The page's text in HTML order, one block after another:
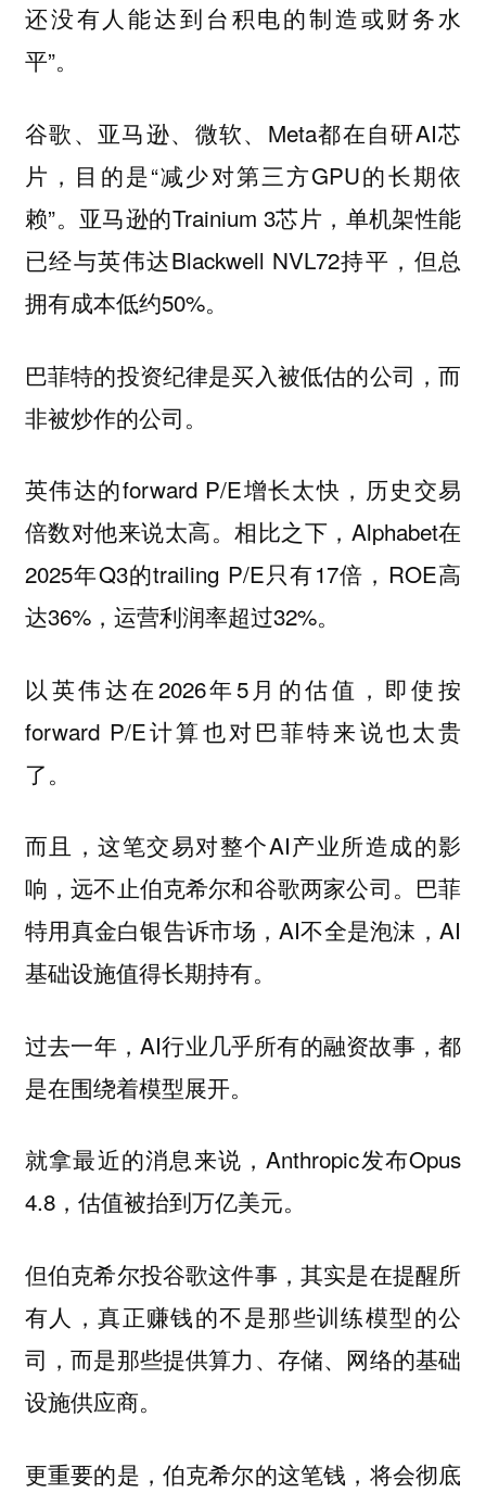
还没有人能达到台积电的制造或财务水
平”。
谷歌、亚马逊、微软、Meta都在自研AI芯
片，目的是“减少对第三方GPU的长期依
赖”。亚马逊的Trainium 3芯片，单机架性能
已经与英伟达Blackwell NVL72持平，但总
拥有成本低约50%。
巴菲特的投资纪律是买入被低估的公司，而
非被炒作的公司。
英伟达的forward P/E增长太快，历史交易
倍数对他来说太高。相比之下，Alphabet在
2025年Q3的trailing P/E只有17倍，ROE高
达36%，运营利润率超过32%。
以英伟达在2026年5月的估值，即使按
forward P/E计算也对巴菲特来说也太贵
了。
而且，这笔交易对整个AI产业所造成的影
响，远不止伯克希尔和谷歌两家公司。巴菲
特用真金白银告诉市场，AI不全是泡沫，AI
基础设施值得长期持有。
过去一年，AI行业几乎所有的融资故事，都
是在围绕着模型展开。
就拿最近的消息来说，Anthropic发布Opus
4.8，估值被抬到万亿美元。
但伯克希尔投谷歌这件事，其实是在提醒所
有人，真正赚钱的不是那些训练模型的公
司，而是那些提供算力、存储、网络的基础
设施供应商。
更重要的是，伯克希尔的这笔钱，将会彻底